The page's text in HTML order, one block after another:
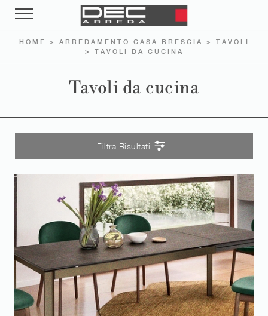
HOME > ARREDAMENTO CASA BRESCIA > TAVOLI
> TAVOLI DA CUCINA
Tavoli da cucina
Filtra Risultati